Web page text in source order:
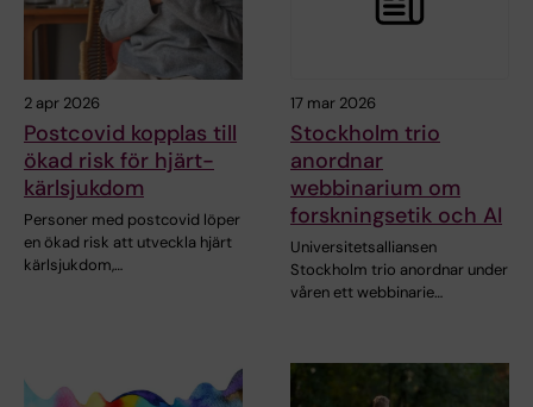
2 apr 2026
Postcovid kopplas till
ökad risk för hjärt-
kärlsjukdom
Personer med postcovid löper
en ökad risk att utveckla hjärt
kärlsjukdom,…
17 mar 2026
Stockholm trio
anordnar
webbinarium om
forskningsetik och AI
Universitetsalliansen
Stockholm trio anordnar under
våren ett webbinarie…